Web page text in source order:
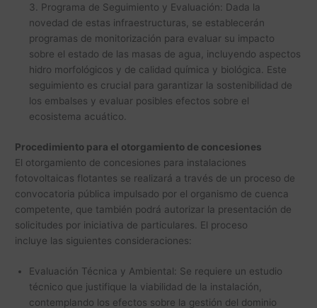
3. Programa de Seguimiento y Evaluación: Dada la
novedad de estas infraestructuras, se establecerán
programas de monitorización para evaluar su impacto
sobre el estado de las masas de agua, incluyendo aspectos
hidro morfológicos y de calidad química y biológica. Este
seguimiento es crucial para garantizar la sostenibilidad de
los embalses y evaluar posibles efectos sobre el
ecosistema acuático.
Procedimiento para el otorgamiento de concesiones
El otorgamiento de concesiones para instalaciones
fotovoltaicas flotantes se realizará a través de un proceso de
convocatoria pública impulsado por el organismo de cuenca
competente, que también podrá autorizar la presentación de
solicitudes por iniciativa de particulares. El proceso
incluye las siguientes consideraciones:
Evaluación Técnica y Ambiental: Se requiere un estudio
técnico que justifique la viabilidad de la instalación,
contemplando los efectos sobre la gestión del dominio